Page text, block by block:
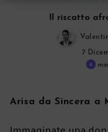
Il riscatto
7
4
Arisa da Sincera a